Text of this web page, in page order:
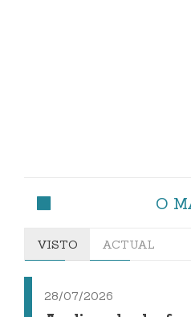
O
VISTO ACTUAL
28/07/2026